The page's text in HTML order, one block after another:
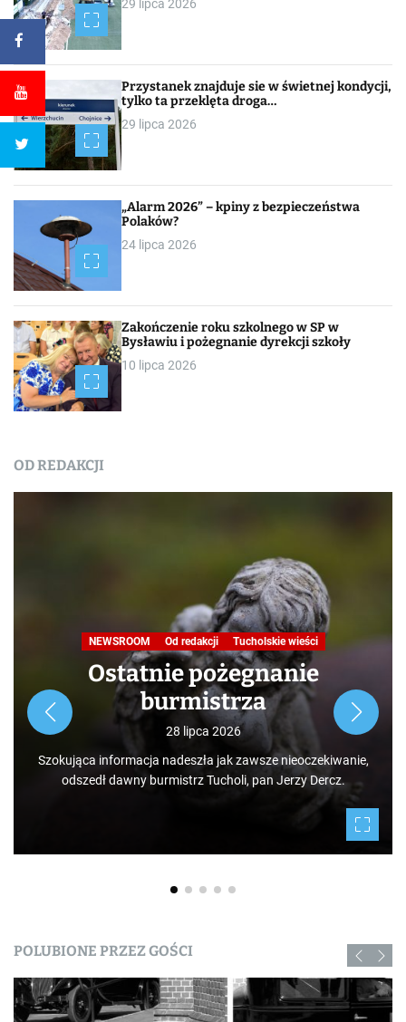
29 lipca 2026
Przystanek znajduje sie w świetnej kondycji,
tylko ta przeklęta droga…
29 lipca 2026
„Alarm 2026” – kpiny z bezpieczeństwa
Polaków?
24 lipca 2026
Zakończenie roku szkolnego w SP w
Bysławiu i pożegnanie dyrekcji szkoły
10 lipca 2026
OD REDAKCJI
NEWSROOM Od redakcji Tucholskie wieści
Ostatnie pożegnanie
burmistrza
28 lipca 2026
Szokująca informacja nadeszła jak zawsze nieoczekiwanie,
odszedł dawny burmistrz Tucholi, pan Jerzy Dercz.
POLUBIONE PRZEZ GOŚCI